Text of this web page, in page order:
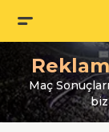
Maç